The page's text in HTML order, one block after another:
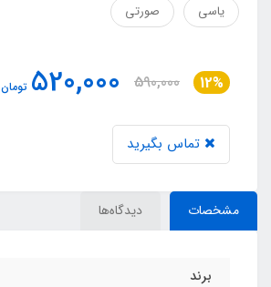
یاسی صورتی
12%
590,000
520,000 تومان
تماس بگیرید
مشخصات دیدگاه‌ها
برند